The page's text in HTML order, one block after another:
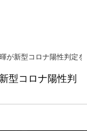
が新型コロナ陽性判定
型コロナ陽性判